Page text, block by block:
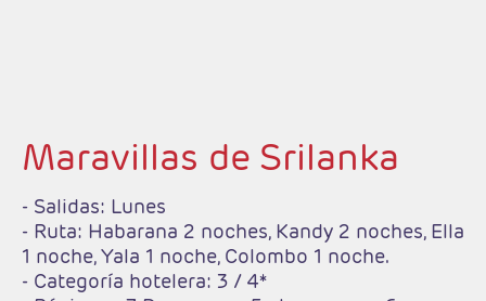
Maravillas de Srilanka
- Salidas: Lunes
- Ruta: Habarana 2 noches, Kandy 2 noches, Ella
1 noche, Yala 1 noche, Colombo 1 noche.
- Categoría hotelera: 3 / 4*